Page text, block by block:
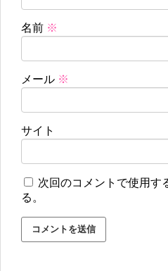
名前 ※
メール ※
サイト
次回のコメントで使用す
る。